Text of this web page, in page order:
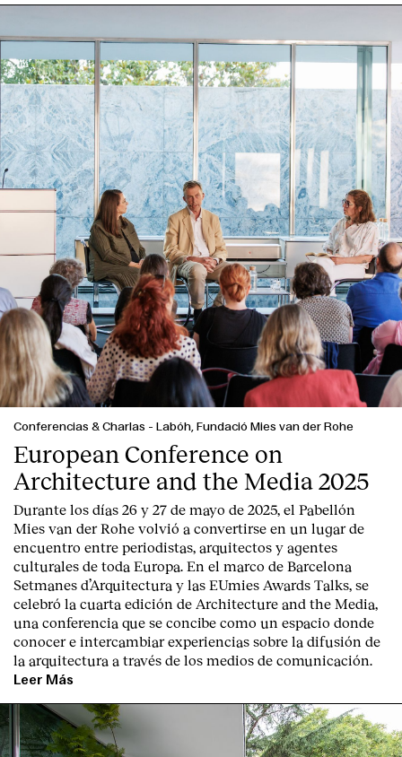
Clientes
Conferencias & Charlas - Labóh, Fundació Mies van der Rohe
European Conference on
Architecture and the Media 2025
Durante los días 26 y 27 de mayo de 2025, el Pabellón
Mies van der Rohe volvió a convertirse en un lugar de
encuentro entre periodistas, arquitectos y agentes
culturales de toda Europa. En el marco de Barcelona
Setmanes d’Arquitectura y las EUmies Awards Talks, se
celebró la cuarta edición de Architecture and the Media,
una conferencia que se concibe como un espacio donde
conocer e intercambiar experiencias sobre la difusión de
la arquitectura a través de los medios de comunicación.
Leer Más